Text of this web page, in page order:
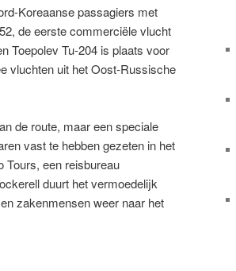
Koreaanse passagiers met
de eerste commerciële vlucht
Toepolev Tu-204 is plaats voor
vluchten uit het Oost-Russische
de route, maar een speciale
vast te hebben gezeten in het
Tours, een reisbureau
duurt het vermoedelijk
zakenmensen weer naar het